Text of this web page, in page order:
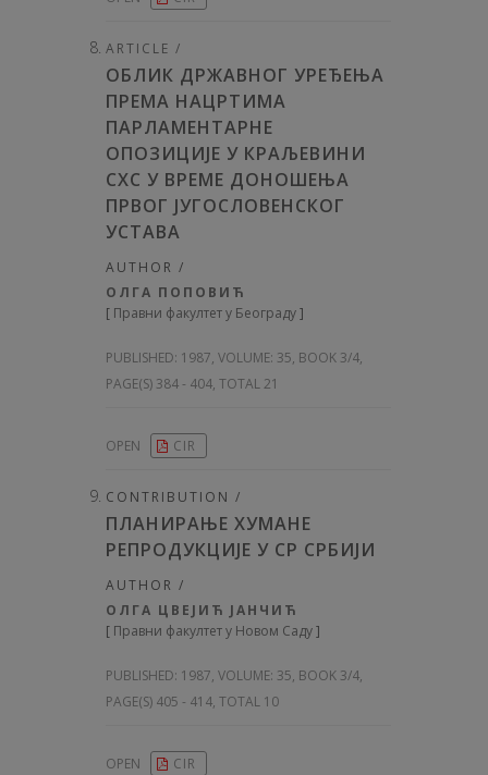
ARTICLE /
ОБЛИК ДРЖАВНОГ УРЕЂЕЊА
ПРЕМА НАЦРТИМА
ПАРЛАМЕНТАРНЕ
ОПОЗИЦИЈЕ У КРАЉЕВИНИ
СХС У ВРЕМЕ ДОНОШЕЊА
ПРВОГ ЈУГОСЛОВЕНСКОГ
УCTABA
AUTHOR /
ОЛГА ПОПОВИЋ
[ Правни факултет у Београду]
PUBLISHED: 1987, VOLUME: 35, BOOK 3/4,
PAGE(S) 384 - 404, TOTAL 21
OPEN CIR
CONTRIBUTION /
ПЛАНИРАЊЕ ХУМАНЕ
РЕПРОДУКЦИЈЕ У СР СРБИЈИ
AUTHOR /
ОЛГА ЦВЕЈИЋ ЈАНЧИЋ
[ Правни факултет у Новом Саду]
PUBLISHED: 1987, VOLUME: 35, BOOK 3/4,
PAGE(S) 405 - 414, TOTAL 10
OPEN CIR